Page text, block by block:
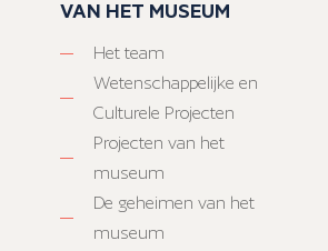
VAN HET MUSEUM
Het team
Wetenschappelijke en
Culturele Projecten
Projecten van het
museum
De geheimen van het
museum